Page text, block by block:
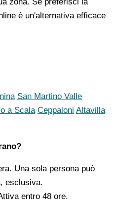
zona. Se preferisci la
è un'alternativa efficace
San Martino Valle
a Scala Ceppaloni Altavilla
Una sola persona può
esclusiva.
entro 48 ore.